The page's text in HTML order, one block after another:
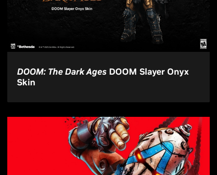
DOOM: The Dark Ages DOOM Slayer Onyx
Skin